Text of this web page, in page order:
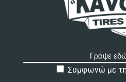
Συμφωνώ με τη